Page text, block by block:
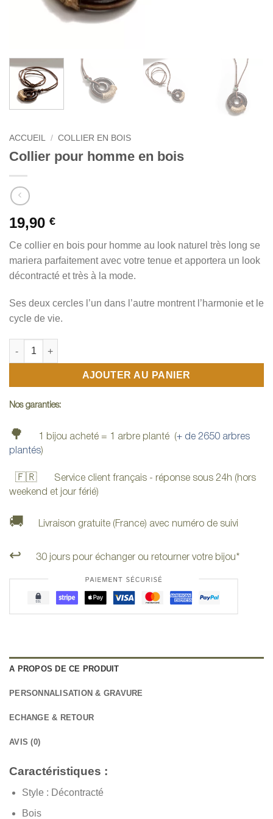
ACCUEIL / COLLIER EN BOIS
Collier pour homme en bois
19,90 €
Ce collier en bois pour homme au look naturel très long se
mariera parfaitement avec votre tenue et apportera un look
décontracté et très à la mode.
Ses deux cercles l’un dans l’autre montrent l’harmonie et le
cycle de vie.
quantité de Collier pour homme en bois
AJOUTER AU PANIER
Nos garanties:
🌳 1 bijou acheté = 1 arbre planté (+ de 2650 arbres
plantés)
🇫🇷 Service client français - réponse sous 24h (hors
weekend et jour férié)
🚚 Livraison gratuite (France) avec numéro de suivi
↩️ 30 jours pour échanger ou retourner votre bijou*
A PROPOS DE CE PRODUIT
PERSONNALISATION & GRAVURE
ECHANGE & RETOUR
AVIS (0)
Caractéristiques :
Style : Décontracté
Bois